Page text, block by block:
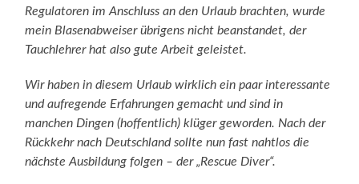
Regulatoren im Anschluss an den Urlaub brachten, wurde
mein Blasenabweiser übrigens nicht beanstandet, der
Tauchlehrer hat also gute Arbeit geleistet.
Wir haben in diesem Urlaub wirklich ein paar interessante
und aufregende Erfahrungen gemacht und sind in
manchen Dingen (hoffentlich) klüger geworden. Nach der
Rückkehr nach Deutschland sollte nun fast nahtlos die
nächste Ausbildung folgen – der „Rescue Diver“.